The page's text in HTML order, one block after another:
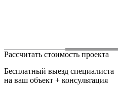
Рассчитать стоимость проекта
Бесплатный выезд специалиста
на ваш объект + консультация